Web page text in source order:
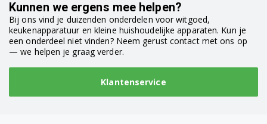
Kunnen we ergens mee helpen?
Bij ons vind je duizenden onderdelen voor witgoed,
keukenapparatuur en kleine huishoudelijke apparaten. Kun je
een onderdeel niet vinden? Neem gerust contact met ons op
— we helpen je graag verder.
Klantenservice